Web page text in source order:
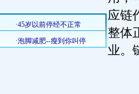
应链
整体
业。